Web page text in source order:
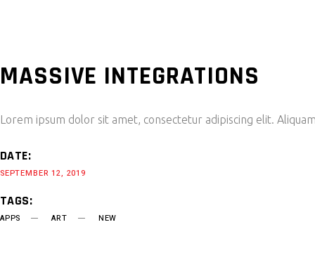
MASSIVE INTEGRATIONS
Lorem ipsum dolor sit amet, consectetur adipiscing elit.
DATE:
SEPTEMBER 12, 2019
TAGS:
APPS ART NEW